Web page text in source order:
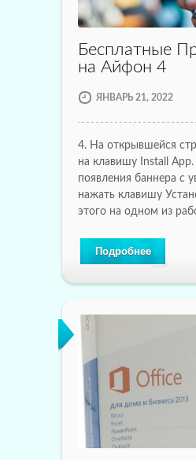
Бесплатные
на Айфон 4
ЯНВАРЬ 21, 2022
4. На открывшейся
на клавишу Install
появления баннера с
нажать клавишу
этого на одном из
Подробнее